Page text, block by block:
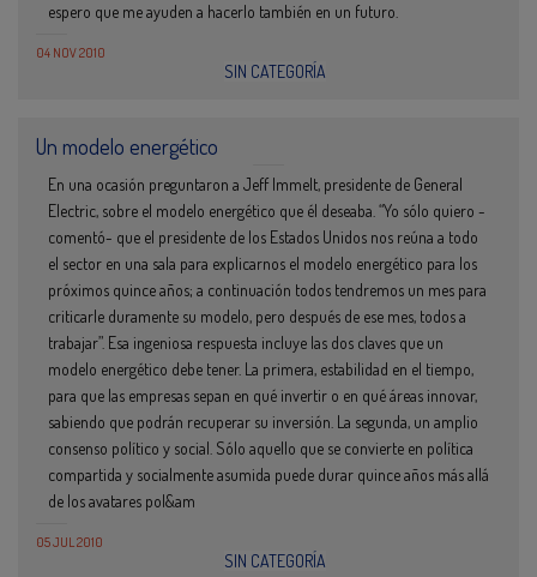
espero que me ayuden a hacerlo también en un futuro.
04 NOV 2010
SIN CATEGORÍA
Un modelo energético
En una ocasión preguntaron a Jeff Immelt, presidente de General
Electric, sobre el modelo energético que él deseaba. “Yo sólo quiero -
comentó- que el presidente de los Estados Unidos nos reúna a todo
el sector en una sala para explicarnos el modelo energético para los
próximos quince años; a continuación todos tendremos un mes para
criticarle duramente su modelo, pero después de ese mes, todos a
trabajar”. Esa ingeniosa respuesta incluye las dos claves que un
modelo energético debe tener. La primera, estabilidad en el tiempo,
para que las empresas sepan en qué invertir o en qué áreas innovar,
sabiendo que podrán recuperar su inversión. La segunda, un amplio
consenso político y social. Sólo aquello que se convierte en política
compartida y socialmente asumida puede durar quince años más allá
de los avatares pol&am
05 JUL 2010
SIN CATEGORÍA